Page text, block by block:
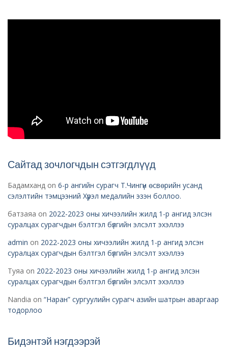
Сайтад зочлогчдын сэтгэгдлүүд
Бадамханд on 6-р ангийн сурагч Т.Чингүн өсвөрийн усанд
сэлэлтийн тэмцээний Хүрэл медалийн эзэн боллоо.
батзаяа on 2022-2023 оны хичээлийн жилд 1-р ангид элсэн
суралцах сурагчдын бэлтгэл бүлгийн элсэлт эхэллээ
admin on 2022-2023 оны хичээлийн жилд 1-р ангид элсэн
суралцах сурагчдын бэлтгэл бүлгийн элсэлт эхэллээ
Туяа on 2022-2023 оны хичээлийн жилд 1-р ангид элсэн
суралцах сурагчдын бэлтгэл бүлгийн элсэлт эхэллээ
Nandia on “Наран” сургуулийн сурагч азийн шатрын аваргаар
тодорлоо
Бидэнтэй нэгдээрэй